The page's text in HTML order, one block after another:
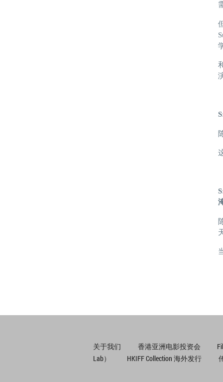
关于我们 香港亚洲电影投资会
Lab）
HKIFF Collection 海外发行